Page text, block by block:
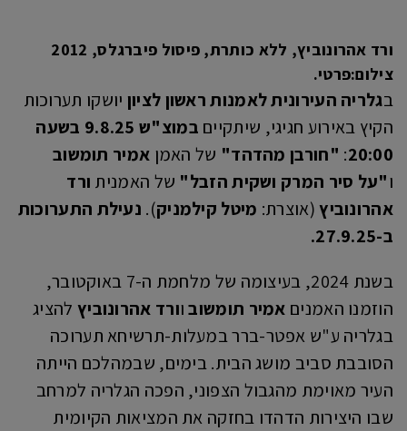
ורד אהרונוביץ, ללא כותרת, פיסול פיברגלס, 2012
צילום:פרטי.
בגלריה העירונית לאמנות ראשון לציון יושקו תערוכות
הקיץ באירוע חגיגי, שיתקיים
במוצ"ש 9.8.25 בשעה
20:00
: "חורבן מהדהד" של האמן אמיר תומשוב
ו"על סיר המרק ושקית הזבל" של האמנית ורד
אהרונוביץ(אוצרת: מיטל קילמניק). נעילת התערוכות
ב-27.9.25.
בשנת 2024, בעיצומה של מלחמת ה-7 באוקטובר,
הוזמנו האמנים אמיר תומשובוורד אהרונוביץ להציג
בגלריה ע"ש אפטר-ברר במעלות-תרשיחא תערוכה
הסובבת סביב מושג הבית. בימים, שבמהלכם הייתה
העיר מאוימת מהגבול הצפוני, הפכה הגלריה למרחב
שבו היצירות הדהדו בחזקה את המציאות הקיומית